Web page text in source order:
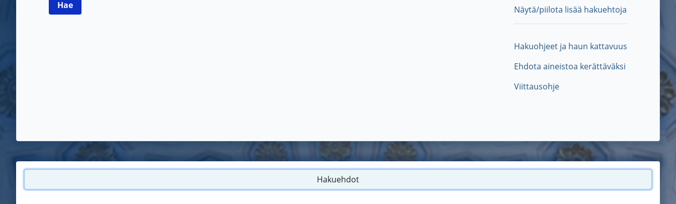
Näytä/piilota lisää hakuehtoja
Hakuohjeet ja haun kattavuus
Ehdota aineistoa kerättäväksi
Viittausohje
Hakuehdot